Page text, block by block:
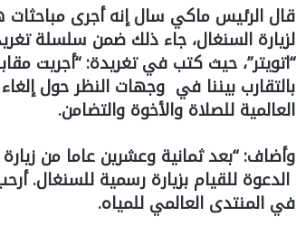
قال الرئيس ماكي سال إنه أجرى مباحثات
لزيارة السنغال، جاء ذلك ضمن سلسلة
“اتويتر”، حيث كتب في تغريدة: “أجريت
بالتقارب بيننا في وجهات النظر حول
العالمية للصلاة والأخوة والتضامن.
وأضاف: “بعد ثمانية وعشرين عاما من زيارة
الدعوة للقيام بزيارة رسمية للسنغال.
في المنتدى العالمي للمياه.